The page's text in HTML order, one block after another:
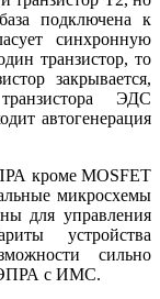
подключена к
синхронную
транзистор, то
закрывается,
ЭДС
автогенерация
кроме MOSFET
микросхемы
для управления
устройства
сильно
ЭПРА с ИМС.